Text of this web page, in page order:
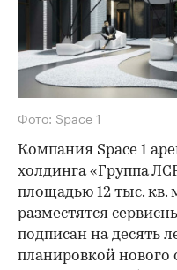
Фото: Space 1
Компания Space 1
холдинга «Группа
площадью 12 тыс. кв.
разместятся
подписан на десять
планировкой нового